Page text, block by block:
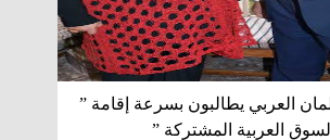
العربي يطالبون بسرعة إقامة ”
السوق العربية المشتركة ”